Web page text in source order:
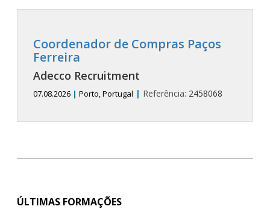
Coordenador de Compras Paços
Ferreira
Adecco Recruitment
07.08.2026 | Porto, Portugal | Referência: 2458068
ÚLTIMAS FORMAÇÕES